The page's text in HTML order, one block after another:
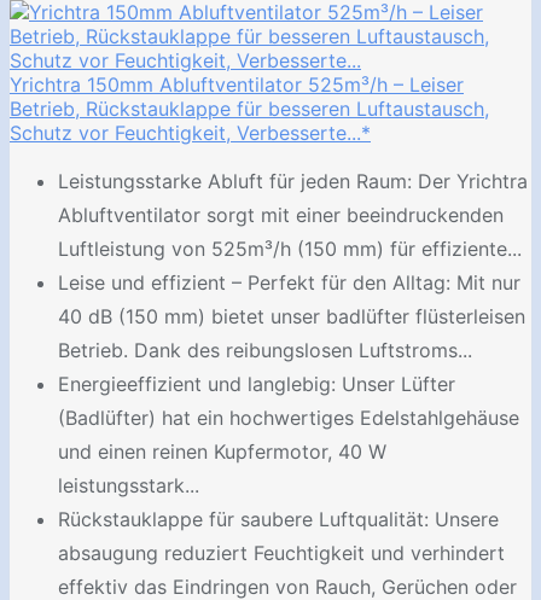
Yrichtra 150mm Abluftventilator 525m³/h – Leiser
Betrieb, Rückstauklappe für besseren Luftaustausch,
Schutz vor Feuchtigkeit, Verbesserte...*
Leistungsstarke Abluft für jeden Raum: Der Yrichtra
Abluftventilator sorgt mit einer beeindruckenden
Luftleistung von 525m³/h (150 mm) für effiziente...
Leise und effizient – Perfekt für den Alltag: Mit nur
40 dB (150 mm) bietet unser badlüfter flüsterleisen
Betrieb. Dank des reibungslosen Luftstroms...
Energieeffizient und langlebig: Unser Lüfter
(Badlüfter) hat ein hochwertiges Edelstahlgehäuse
und einen reinen Kupfermotor, 40 W
leistungsstark...
Rückstauklappe für saubere Luftqualität: Unsere
absaugung reduziert Feuchtigkeit und verhindert
effektiv das Eindringen von Rauch, Gerüchen oder